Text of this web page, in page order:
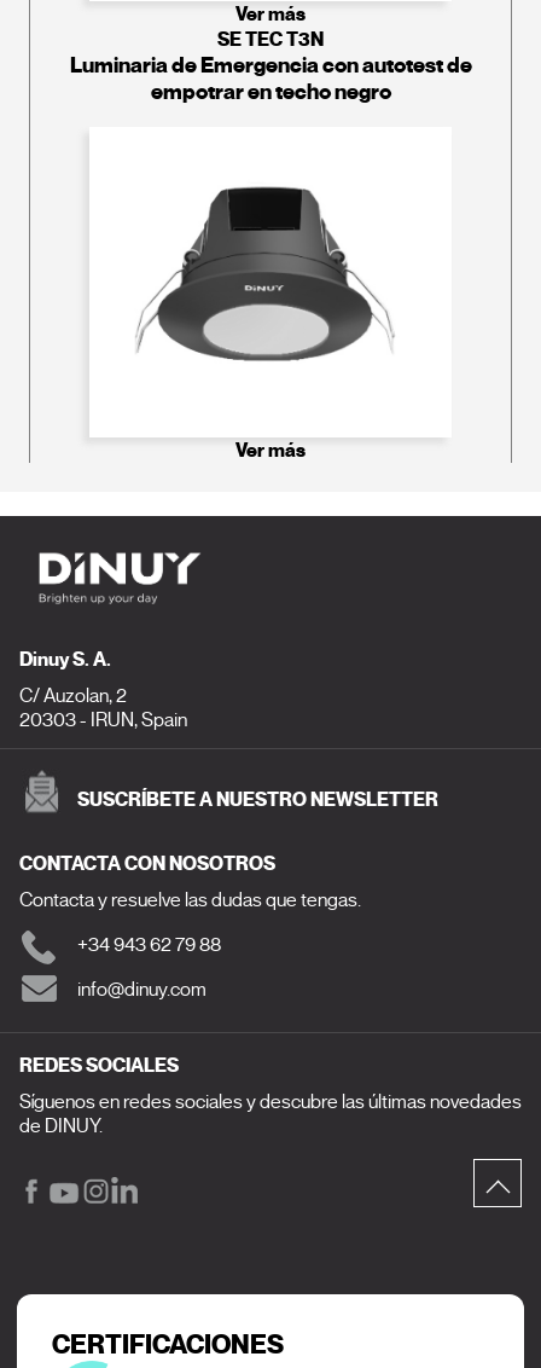
Ver más
SE TEC T3N
Luminaria de Emergencia con autotest de
empotrar en techo negro
Ver más
Dinuy S. A.
C/ Auzolan, 2
20303 - IRUN, Spain
SUSCRÍBETE A NUESTRO NEWSLETTER
CONTACTA CON NOSOTROS
Contacta y resuelve las dudas que tengas.
+34 943 62 79 88
info@dinuy.com
REDES SOCIALES
Síguenos en redes sociales y descubre las últimas novedades
de DINUY.
CERTIFICACIONES